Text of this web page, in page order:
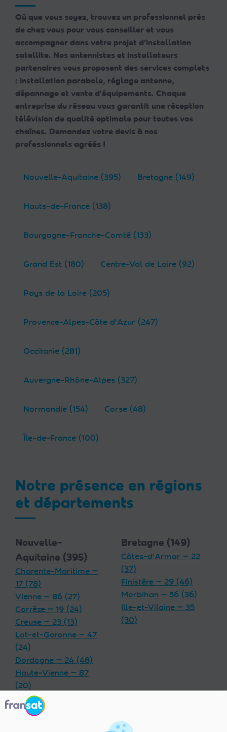
Où que vous soyez, trouvez un professionnel près
de chez vous pour vous conseiller et vous
accompagner dans votre projet d'installation
satellite. Nos antennistes et installateurs
partenaires vous proposent des services complets
: installation parabole, réglage antenne,
dépannage et vente d'équipements. Chaque
entreprise du réseau vous garantit une réception
télévision de qualité optimale pour toutes vos
chaînes. Demandez votre devis à nos
professionnels agréés !
Nouvelle-Aquitaine (395) Bretagne (149)
Hauts-de-France (138)
Bourgogne-Franche-Comté (133)
Grand Est (180) Centre-Val de Loire (92)
Pays de la Loire (205)
Provence-Alpes-Côte d'Azur (247)
Occitanie (281)
Auvergne-Rhône-Alpes (327)
Normandie (154) Corse (48)
Île-de-France (100)
Notre présence en régions
et départements
Nouvelle-
Aquitaine (395)
Charente-Maritime —
17 (78)
Vienne — 86 (27)
Corrèze — 19 (24)
Creuse — 23 (13)
Lot-et-Garonne — 47
(24)
Dordogne — 24 (48)
Haute-Vienne — 87
(20)
Charente — 16 (32)
Landes — 40 (33)
Bretagne (149)
Côtes-d'Armor — 22
(37)
Finistère — 29 (46)
Morbihan — 56 (36)
Ille-et-Vilaine — 35
(30)